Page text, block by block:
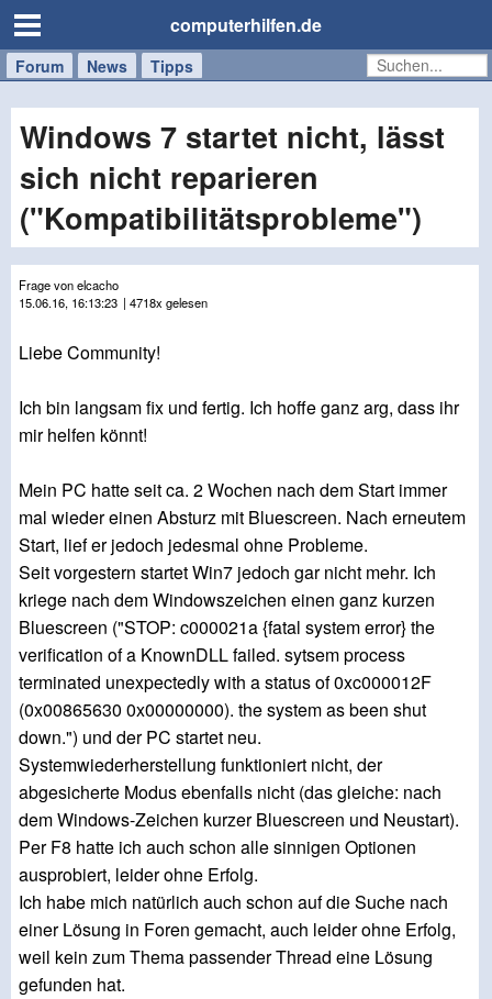
computerhilfen.de
Forum News Tipps
Handy
Tablet
Windows
Mac
Windows 7 startet nicht, lässt
sich nicht reparieren
("Kompatibilitätsprobleme")
Frage von elcacho
15.06.16, 16:13:23 | 4718x gelesen
Liebe Community!
Ich bin langsam fix und fertig. Ich hoffe ganz arg, dass ihr
mir helfen könnt!
Mein PC hatte seit ca. 2 Wochen nach dem Start immer
mal wieder einen Absturz mit Bluescreen. Nach erneutem
Start, lief er jedoch jedesmal ohne Probleme.
Seit vorgestern startet Win7 jedoch gar nicht mehr. Ich
kriege nach dem Windowszeichen einen ganz kurzen
Bluescreen ("STOP: c000021a {fatal system error} the
verification of a KnownDLL failed. sytsem process
terminated unexpectedly with a status of 0xc000012F
(0x00865630 0x00000000). the system as been shut
down.") und der PC startet neu.
Systemwiederherstellung funktioniert nicht, der
abgesicherte Modus ebenfalls nicht (das gleiche: nach
dem Windows-Zeichen kurzer Bluescreen und Neustart).
Per F8 hatte ich auch schon alle sinnigen Optionen
ausprobiert, leider ohne Erfolg.
Ich habe mich natürlich auch schon auf die Suche nach
einer Lösung in Foren gemacht, auch leider ohne Erfolg,
weil kein zum Thema passender Thread eine Lösung
gefunden hat.